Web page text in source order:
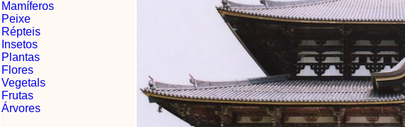
Mamíferos
Peixe
Répteis
Insetos
Plantas
Flores
Vegetals
Frutas
Árvores